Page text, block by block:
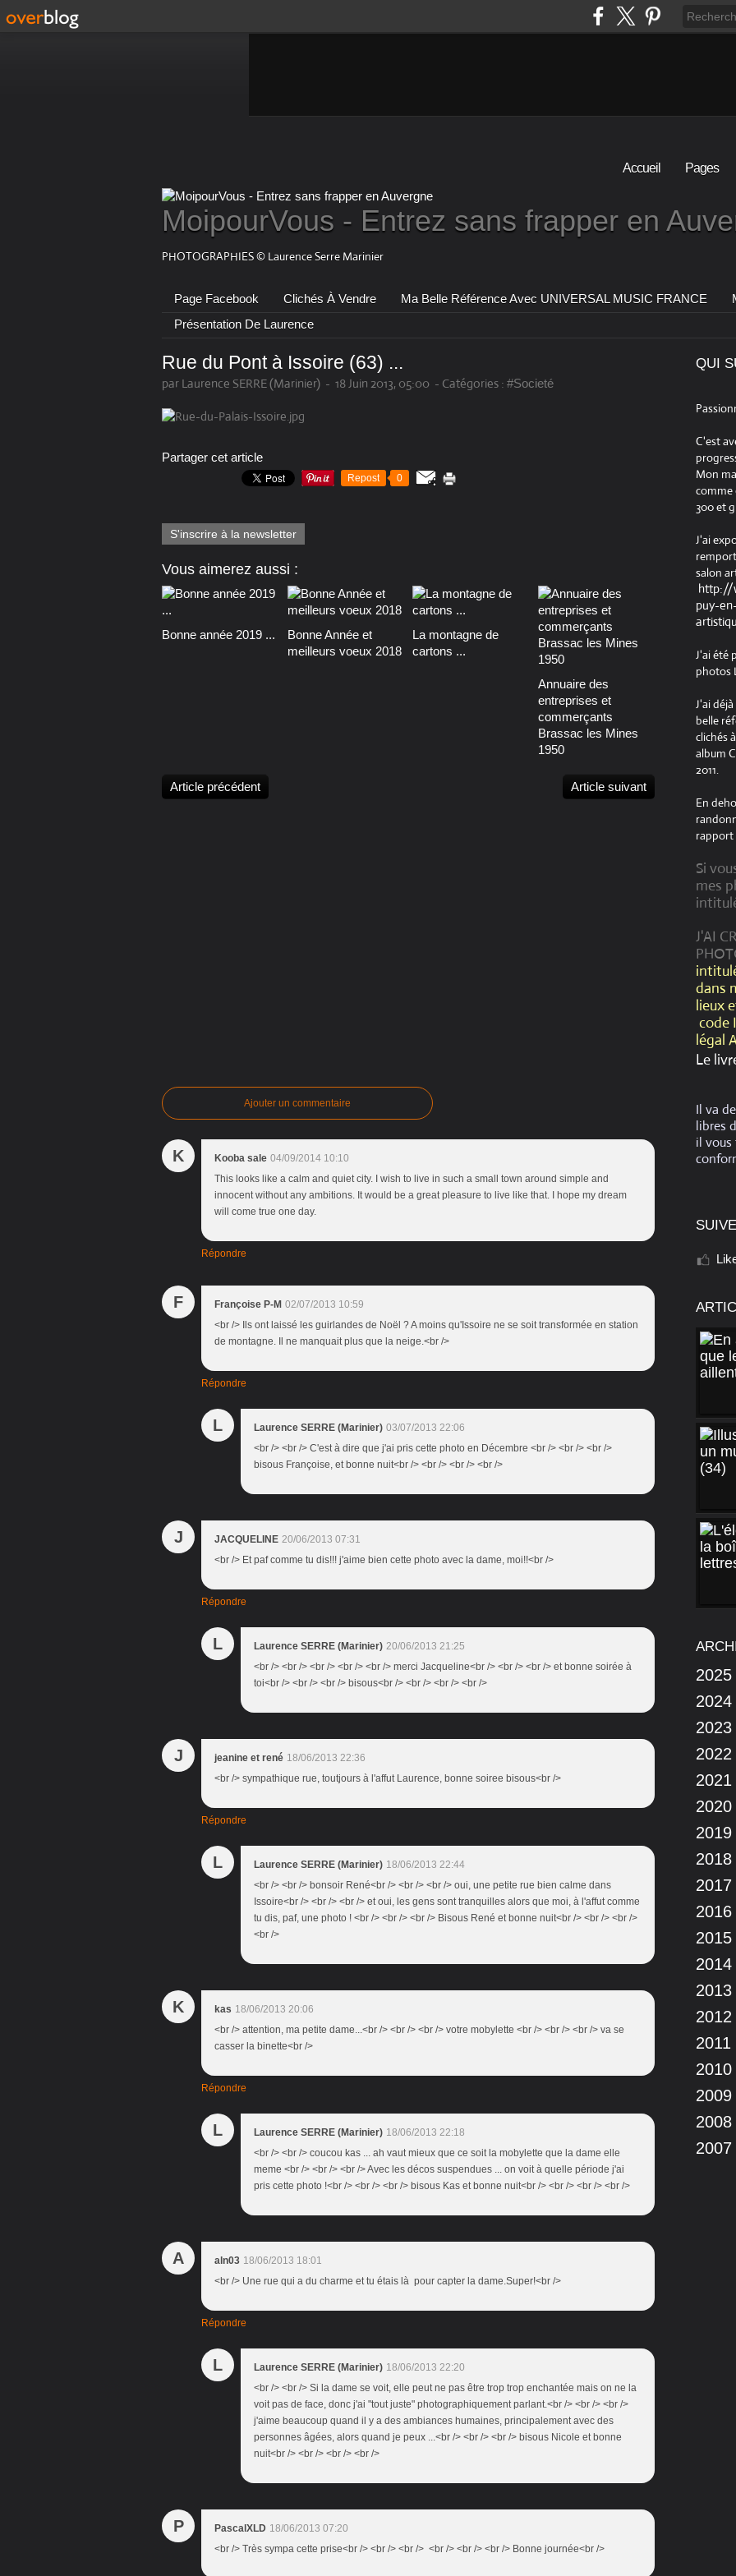
Accueil Pages
MoipourVous - Entrez sans frapper en
PHOTOGRAPHIES © Laurence Serre Marinier
Page Facebook Clichés À Vendre Ma Belle Référence Avec UNIVERSAL MUSIC FRANCE
Présentation De Laurence
Rue du Pont à Issoire (63) ...
par Laurence SERRE (Marinier) - 18 Juin 2013, 05:00 - Catégories : #Societé
Partager cet article
Repost 0
S'inscrire à la newsletter
Vous aimerez aussi :
Bonne année 2019 ...
Bonne Année et
meilleurs voeux 2018
La montagne de
cartons ...
Annuaire des
entreprises et
commerçants
Brassac les Mines
1950
Article précédent Article suivant
Ajouter un commentaire
K Kooba sale 04/09/2014 10:10
This looks like a calm and quiet city. I wish to live in such a small town around simple and
innocent without any ambitions. It would be a great pleasure to live like that. I hope my dream
will come true one day.
Répondre
F Françoise P-M 02/07/2013 10:59
<br /> Ils ont laissé les guirlandes de Noël ? A moins qu'Issoire ne se soit transformée en station
de montagne. Il ne manquait plus que la neige.<br />
Répondre
L Laurence SERRE (Marinier) 03/07/2013 22:06
<br /> <br /> C'est à dire que j'ai pris cette photo en Décembre <br /> <br /> <br />
bisous Françoise, et bonne nuit<br /> <br /> <br /> <br />
J JACQUELINE 20/06/2013 07:31
<br /> Et paf comme tu dis!!! j'aime bien cette photo avec la dame, moi!!<br />
Répondre
L Laurence SERRE (Marinier) 20/06/2013 21:25
<br /> <br /> <br /> <br /> <br /> merci Jacqueline<br /> <br /> <br /> et bonne soirée à
toi<br /> <br /> <br /> bisous<br /> <br /> <br /> <br />
J jeanine et rené 18/06/2013 22:36
<br /> sympathique rue, toutjours à l'affut Laurence, bonne soiree bisous<br />
Répondre
L Laurence SERRE (Marinier) 18/06/2013 22:44
<br /> <br /> bonsoir René<br /> <br /> <br /> oui, une petite rue bien calme dans
Issoire<br /> <br /> <br /> et oui, les gens sont tranquilles alors que moi, à l'affut comme
tu dis, paf, une photo ! <br /> <br /> <br /> Bisous René et bonne nuit<br /> <br /> <br />
<br />
K kas 18/06/2013 20:06
<br /> attention, ma petite dame...<br /> <br /> <br /> votre mobylette <br /> <br /> <br /> va se
casser la binette<br />
Répondre
L Laurence SERRE (Marinier) 18/06/2013 22:18
<br /> <br /> coucou kas ... ah vaut mieux que ce soit la mobylette que la dame elle
meme <br /> <br /> <br /> Avec les décos suspendues ... on voit à quelle période j'ai
pris cette photo !<br /> <br /> <br /> bisous Kas et bonne nuit<br /> <br /> <br /> <br />
A aln03 18/06/2013 18:01
<br /> Une rue qui a du charme et tu étais là pour capter la dame.Super!<br />
Répondre
L Laurence SERRE (Marinier) 18/06/2013 22:20
<br /> <br /> Si la dame se voit, elle peut ne pas être trop trop enchantée mais on ne la
voit pas de face, donc j'ai "tout juste" photographiquement parlant.<br /> <br /> <br />
j'aime beaucoup quand il y a des ambiances humaines, principalement avec des
personnes âgées, alors quand je peux ...<br /> <br /> <br /> bisous Nicole et bonne
nuit<br /> <br /> <br /> <br />
P PascalXLD 18/06/2013 07:20
<br /> Très sympa cette prise<br /> <br /> <br /> <br /> <br /> <br /> Bonne journée<br />
QUI
C'est
Mon
comme
300 et
J'ai
salon
http://
puy-
J'ai été
photos
J'ai
belle
clichés
album
2011.
En
rapport
Si
mes
J'AI
dans
lieux
code
légal
Le
Il va
libres
il vous
2025
2024
2023
2022
2021
2020
2019
2018
2017
2016
2015
2014
2013
2012
2011
2010
2009
2008
2007